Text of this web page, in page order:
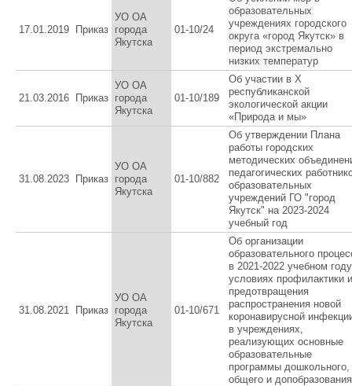
17.01.2019 Приказ
УО ОА
города
Якутска
01-10/24
образовательных
учреждениях городского
округа «город Якутск» в
период экстремально
низких температур
21.03.2016 Приказ
УО ОА
города
Якутска
01-10/189
Об участии в X
республиканской
экологической акции
«Природа и мы»
31.08.2023 Приказ
УО ОА
города
Якутска
01-10/882
Об утверждении Плана
работы городских
методических
педагогических
образовательных
учреждений ГО "город
Якутск" на 2023-2024
учебный год
31.08.2021 Приказ
УО ОА
города
Якутска
01-10/671
Об организации
образовательного
в 2021-2022 учебном
условиях профилактики и
предотвращения
распространения новой
коронавирусной
в учреждениях,
реализующих основные
образовательные
программы дошкольного,
общего и допобразования